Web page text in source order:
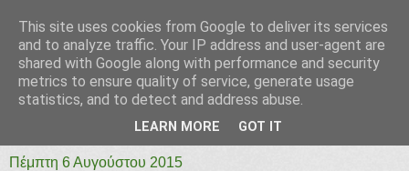
prototypia
"ΠΡΩΤΟΤΥΠΙΑ" * ΑΝΕΞΑΡΤΗΤΗ-ΗΛΕΚΤΡΟΝΙΚΗ-
Πέμπτη 6 Αυγούστου 2015
This site uses cookies from Google to deliver its services
and to analyze traffic. Your IP address and user-agent are
shared with Google along with performance and security
metrics to ensure quality of service, generate usage
statistics, and to detect and address abuse.
LEARN MORE GOT IT